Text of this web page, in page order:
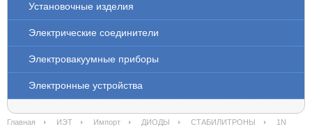
Установочные изделия
Электрические соединители
Электровакуумные приборы
Электронные устройства
Главная ИЭТ Импорт ДИОДЫ СТАБИЛИТРОНЫ 1N